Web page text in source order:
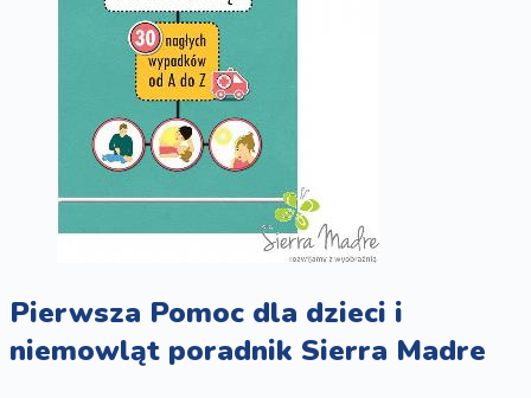
Pierwsza Pomoc dla dzieci i
niemowląt poradnik Sierra Madre